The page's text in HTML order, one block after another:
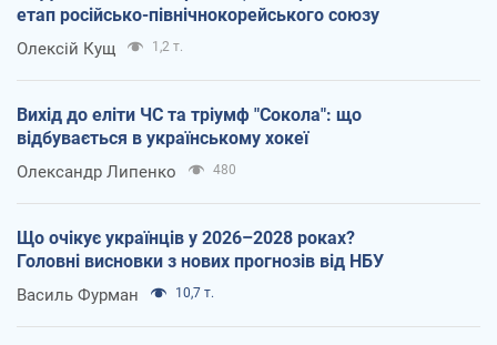
етап російсько-північнокорейського союзу
Олексій Кущ 1,2 т.
Вихід до еліти ЧС та тріумф "Сокола": що
відбувається в українському хокеї
Олександр Липенко 480
Що очікує українців у 2026–2028 роках?
Головні висновки з нових прогнозів від НБУ
Василь Фурман 10,7 т.